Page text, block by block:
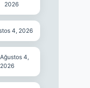
2026
4, 2026
Ağustos 4,
2026